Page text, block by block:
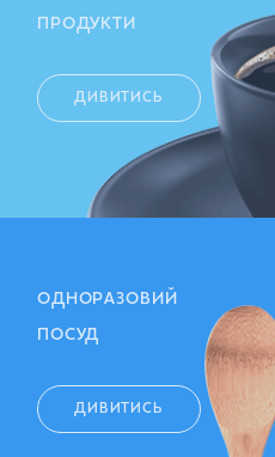
ПРОДУКТИ
ДИВИТИСЬ
ОДНОРАЗОВИЙ
ПОСУД
ДИВИТИСЬ